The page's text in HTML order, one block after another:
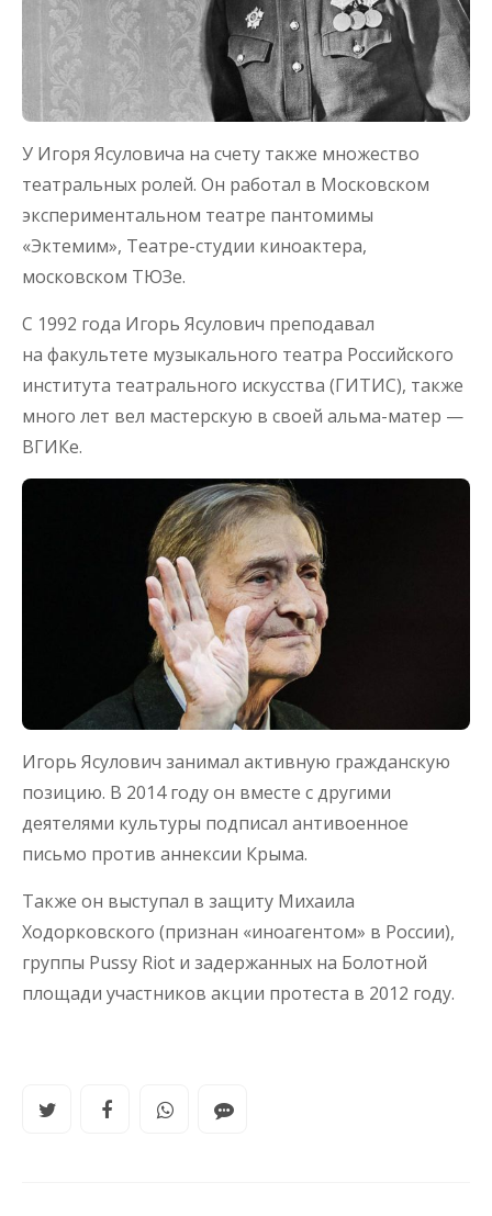
У Игоря Ясуловича на счету также множество
театральных ролей. Он работал в Московском
экспериментальном театре пантомимы
«Эктемим», Театре-студии киноактера,
московском ТЮЗе.
С 1992 года Игорь Ясулович преподавал
на факультете музыкального театра Российского
института театрального искусства (ГИТИС), также
много лет вел мастерскую в своей альма-матер —
ВГИКе.
Игорь Ясулович занимал активную гражданскую
позицию. В 2014 году он вместе с другими
деятелями культуры подписал антивоенное
письмо против аннексии Крыма.
Также он выступал в защиту Михаила
Ходорковского (признан «иноагентом» в России),
группы Pussy Riot и задержанных на Болотной
площади участников акции протеста в 2012 году.